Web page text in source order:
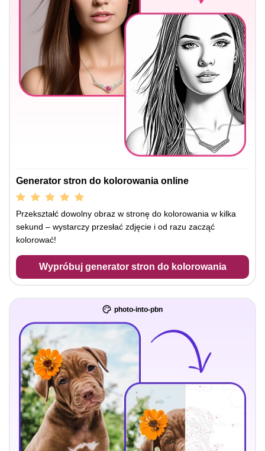
Generator stron do kolorowania online
Przekształć dowolny obraz w stronę do kolorowania w kilka
sekund – wystarczy przesłać zdjęcie i od razu zacząć
kolorować!
Wypróbuj generator stron do kolorowania
photo-into-pbn